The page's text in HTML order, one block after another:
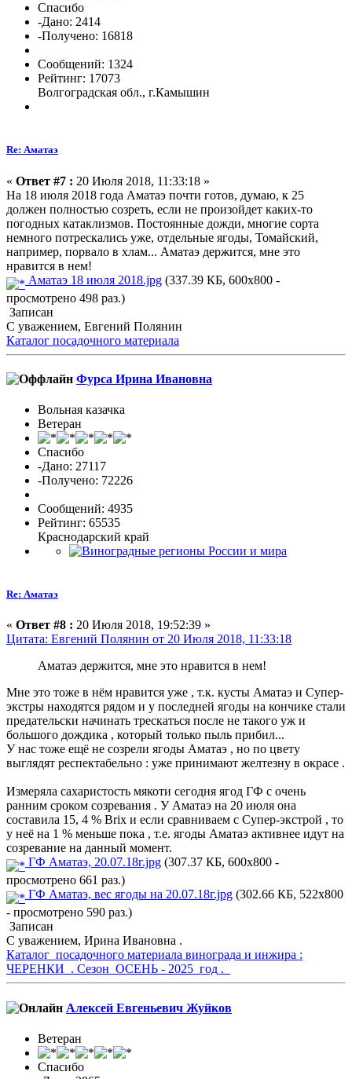
Спасибо
-Дано: 2414
-Получено: 16818
Сообщений: 1324
Рейтинг: 17073
Волгоградская обл., г.Камышин
Re: Аматаэ
« Ответ #7 : 20 Июля 2018, 11:33:18 »
На 18 июля 2018 года Аматаэ почти готов, думаю, к 25
должен полностью созреть, если не произойдет каких-то
погодных катаклизмов. Постоянные дожди, многие сорта
немного потрескались уже, отдельные ягоды, Томайский,
например, порвало в хлам... Аматаэ держится, мне это
нравится в нем!
Аматаэ 18 июля 2018.jpg (337.39 КБ, 600x800 -
просмотрено 498 раз.)
Записан
С уважением, Евгений Полянин
Каталог посадочного материала
Фурса Ирина Ивановна
Вольная казачка
Ветеран
Спасибо
-Дано: 27117
-Получено: 72226
Сообщений: 4935
Рейтинг: 65535
Краснодарский край
Re: Аматаэ
« Ответ #8 : 20 Июля 2018, 19:52:39 »
Цитата: Евгений Полянин от 20 Июля 2018, 11:33:18
Аматаэ держится, мне это нравится в нем!
Мне это тоже в нём нравится уже , т.к. кусты Аматаэ и Супер-
экстры находятся рядом и у последней ягоды на кончике стали
предательски начинать трескаться после не такого уж и
большого дождика , который только пыль прибил...
У нас тоже ещё не созрели ягоды Аматаэ , но по цвету
выглядят респектабельно : уже принимают желтезну в окрасе .
Измеряла сахаристость мякоти сегодня ягод ГФ с очень
ранним сроком созревания . У Аматаэ на 20 июля она
составила 15, 4 % Brix и если сравниваем с Супер-экстрой , то
у неё на 1 % меньше пока , т.е. ягоды Аматаэ активнее идут на
созревание на данный момент.
ГФ Аматаэ, 20.07.18г.jpg (307.37 КБ, 600x800 -
просмотрено 661 раз.)
ГФ Аматаэ, вес ягоды на 20.07.18г.jpg (302.66 КБ, 522x800
- просмотрено 590 раз.)
Записан
С уважением, Ирина Ивановна .
Каталог посадочного материала винограда и инжира :
ЧЕРЕНКИ . Сезон ОСЕНЬ - 2025 год .
Алексей Евгеньевич Жуйков
Ветеран
Спасибо